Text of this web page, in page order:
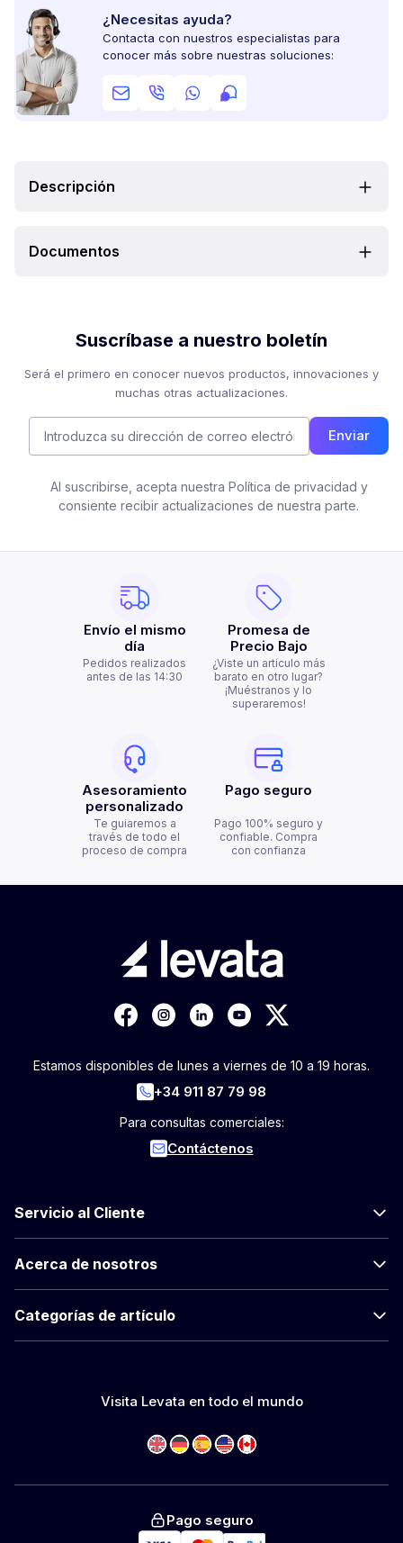
¿Necesitas ayuda?
Contacta con nuestros especialistas para
conocer más sobre nuestras soluciones:
Descripción
Documentos
Suscríbase a nuestro boletín
Será el primero en conocer nuevos productos, innovaciones y
muchas otras actualizaciones.
Enviar
Al suscribirse, acepta nuestra Política de privacidad y
consiente recibir actualizaciones de nuestra parte.
Envío el mismo
día
Pedidos realizados
antes de las 14:30
Promesa de
Precio Bajo
¿Viste un artículo más
barato en otro lugar?
¡Muéstranos y lo
superaremos!
Asesoramiento
personalizado
Te guiaremos a
través de todo el
proceso de compra
Pago seguro
Pago 100% seguro y
confiable. Compra
con confianza
Estamos disponibles de lunes a viernes de 10 a 19 horas.
+34 911 87 79 98
Para consultas comerciales:
Contáctenos
Servicio al Cliente
Acerca de nosotros
Categorías de artículo
Visita Levata en todo el mundo
Pago seguro